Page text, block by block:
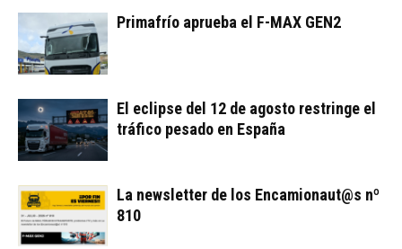
Primafrío aprueba el F-MAX GEN2
El eclipse del 12 de agosto restringe el
tráfico pesado en España
La newsletter de los Encamionaut@s nº
810